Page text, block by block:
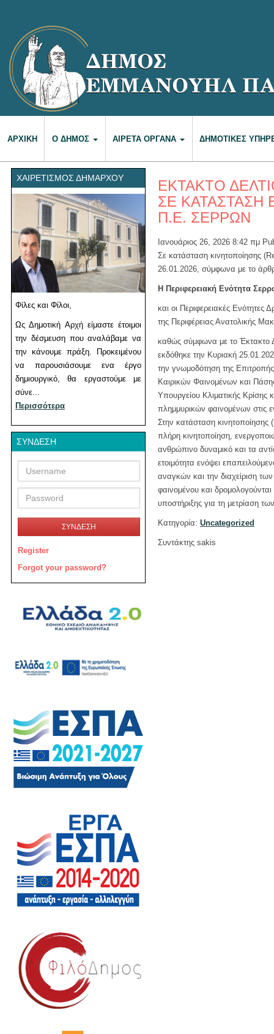
ΑΡΧΙΚΉ Ο ΔΉΜΟΣ ΑΙΡΕΤΆ ΌΡΓΑΝΑ ΔΗΜΟΤΙΚΈΣ
ΧΑΙΡΕΤΙΣΜΌΣ ΔΗΜΆΡΧΟΥ
Φίλες και Φίλοι,
Ως Δημοτική Αρχή είμαστε έτοιμοι
την δέσμευση που αναλάβαμε να
την κάνουμε πράξη. Προκειμένου
να παρουσιάσουμε ενα έργο
δημιουργικό, θα εργαστούμε με
σύνε...
Περισσότερα
ΣΎΝΔΕΣΗ
Username
Password
ΣΥΝΔΕΣΗ
Register
Forgot your password?
ΕΚΤΑΚΤΟ
ΣΕ ΚΑΤΑΣΤΑΣΗ
Π.Ε. ΣΕΡΡΩΝ
Ιανουάριος 26, 2026 8:42 πμ
Σε κατάσταση κινητοποίησης
26.01.2026, σύμφωνα με το
Η Περιφερειακή Ενότητα
και οι Περιφερειακές
της Περιφέρειας Ανατολικής
καθώς σύμφωνα με το Έκτακτο
εκδόθηκε την Κυριακή
την γνωμοδότηση της
Καιρικών Φαινομένων και
Υπουργείου Κλιματικής Κρίσης
πλημμυρικών φαινομένων στις
Στην κατάσταση κινητοποίησης
πλήρη κινητοποίηση,
ανθρώπινο δυναμικό και τα
ετοιμότητα ενόψει
αναγκών και την διαχείριση
φαινομένου και
υποστήριξης για τη μετρίαση
Κατηγορία: Uncategorized
Συντάκτης sakis